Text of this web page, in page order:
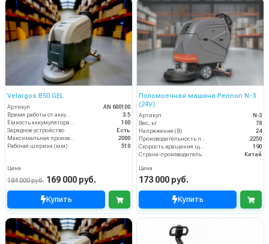
Velargos B50 GEL
Артикул
AN 600100
Время работы от аккумуляторов (ч)
3.5
Ёмкость аккумулятора (Ач)
100
Зарядное устройство
Есть
Максимальная производительность (кв.м/час)
2000
Рабочая ширина (мм)
510
Цена
184 000 руб. 169 000 руб.
Купить
Поломоечная машина Pennon N-3
(24V)
Артикул
N-3
Вес, кг
78
Напряжение (В)
24
Производительность по площади (м2/ч)
2250
Скорость вращения щётки (об/мин)
190
Страна-производитель
Китай
Цена
173 000 руб.
Купить